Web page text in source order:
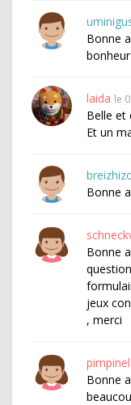
Bonne
laida le
Belle et
Et un
Bonne
Bonne
jeux
, merci
Bonne